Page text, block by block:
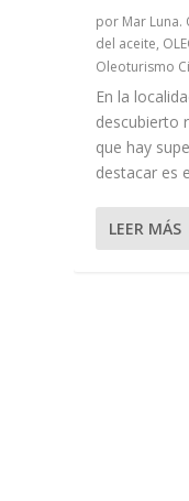
por Mar
del aceite,
Oleoturismo
En la
descubierto
que hay
destacar es
LEER MÁS